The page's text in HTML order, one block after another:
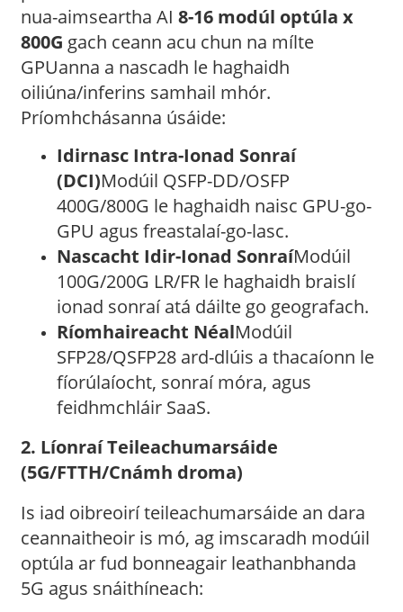
nua-aimseartha AI 8-16 modúl optúla x
800G gach ceann acu chun na mílte
GPUanna a nascadh le haghaidh
oiliúna/inferins samhail mhór.
Príomhchásanna úsáide:
Idirnasc Intra-Ionad Sonraí
(DCI)Modúil QSFP-DD/OSFP
400G/800G le haghaidh naisc GPU-go-
GPU agus freastalaí-go-lasc.
Nascacht Idir-Ionad SonraíModúil
100G/200G LR/FR le haghaidh braislí
ionad sonraí atá dáilte go geografach.
Ríomhaireacht NéalModúil
SFP28/QSFP28 ard-dlúis a thacaíonn le
fíorúlaíocht, sonraí móra, agus
feidhmchláir SaaS.
2. Líonraí Teileachumarsáide
(5G/FTTH/Cnámh droma)
Is iad oibreoirí teileachumarsáide an dara
ceannaitheoir is mó, ag imscaradh modúil
optúla ar fud bonneagair leathanbhanda
5G agus snáithíneach: